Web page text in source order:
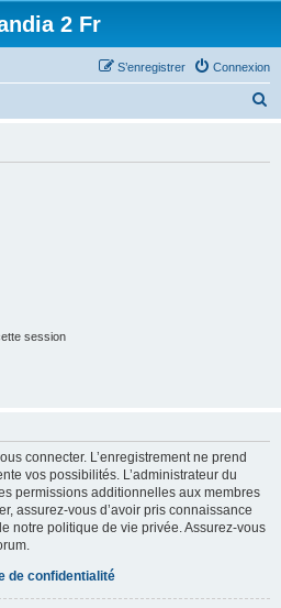
2 Fr
Connexion
S’enregistrer
session
connecter. L’enregistrement ne prend
vos possibilités. L’administrateur du
permissions additionnelles aux membres
assurez-vous d’avoir pris connaissance
notre politique de vie privée. Assurez-vous
de confidentialité